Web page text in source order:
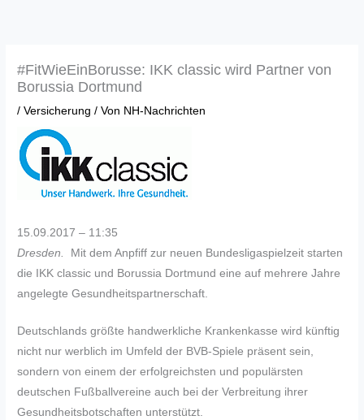
#FitWieEinBorusse: IKK classic wird Partner von
Borussia Dortmund
/Versicherung / Von NH-Nachrichten
15.09.2017 – 11:35
Dresden.
Mit dem Anpfiff zur neuen Bundesligaspielzeit starten
die IKK classic und Borussia Dortmund eine auf mehrere Jahre
angelegte Gesundheitspartnerschaft.
Deutschlands größte handwerkliche Krankenkasse wird künftig
nicht nur werblich im Umfeld der BVB-Spiele präsent sein,
sondern von einem der erfolgreichsten und populärsten
deutschen Fußballvereine auch bei der Verbreitung ihrer
Gesundheitsbotschaften unterstützt.